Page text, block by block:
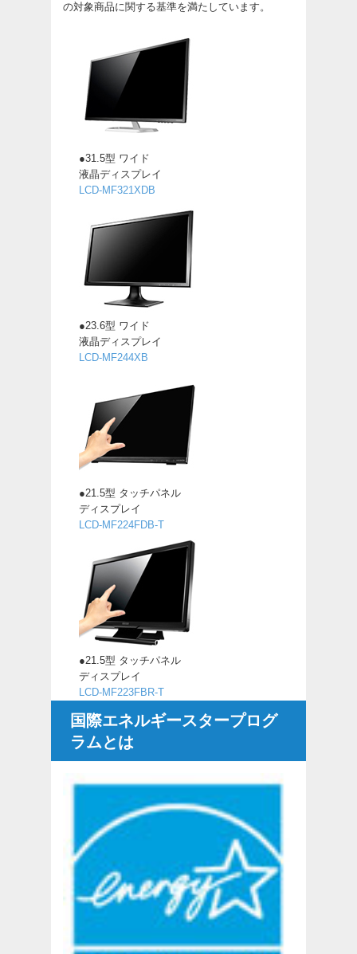
の対象商品に関する基準を満たしています。
●31.5型 ワイド
液晶ディスプレイ
LCD-MF321XDB
●23.6型 ワイド
液晶ディスプレイ
LCD-MF244XB
●21.5型 タッチパネル
ディスプレイ
LCD-MF224FDB-T
●21.5型 タッチパネル
ディスプレイ
LCD-MF223FBR-T
国際エネルギースタープログ
ラムとは